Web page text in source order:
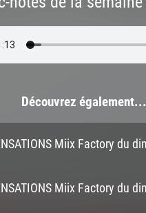
Découvrez également...